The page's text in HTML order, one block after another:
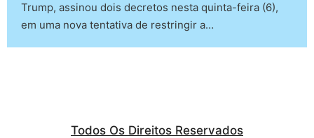
Trump, assinou dois decretos nesta quinta-feira (6),
em uma nova tentativa de restringir a…
Todos Os Direitos Reservados